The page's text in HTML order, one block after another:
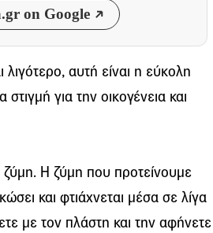
on Google
αυτή είναι η εύκολη
για την οικογένεια και
ζύμη. Η ζύμη που προτείνουμε
και φτιάχνεται μέσα σε λίγα
με τον πλάστη και την αφήνετε